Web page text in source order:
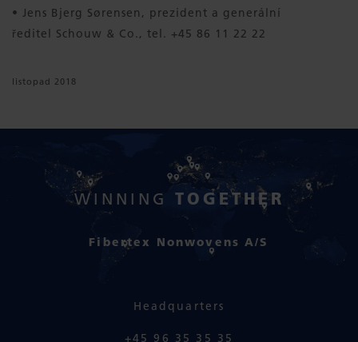
• Jens Bjerg Sørensen, prezident a generální
ředitel Schouw & Co., tel. +45 86 11 22 22
listopad 2018
WINNING TOGETHER
Fibertex Nonwovens A/S
Headquarters
+45 96 35 35 35